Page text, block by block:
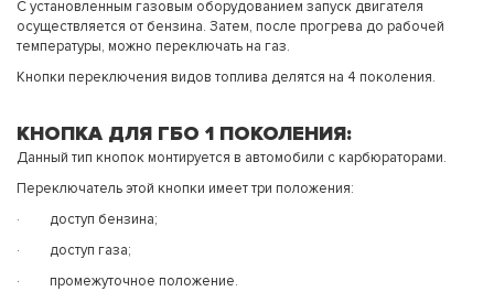
С установленным газовым оборудованием запуск двигателя
осуществляется от бензина. Затем, после прогрева до рабочей
температуры, можно переключать на газ.
Кнопки переключения видов топлива делятся на 4 поколения.
КНОПКА ДЛЯ ГБО 1 ПОКОЛЕНИЯ:
Данный тип кнопок монтируется в автомобили с карбюраторами.
Переключатель этой кнопки имеет три положения:
· доступ бензина;
· доступ газа;
· промежуточное положение.